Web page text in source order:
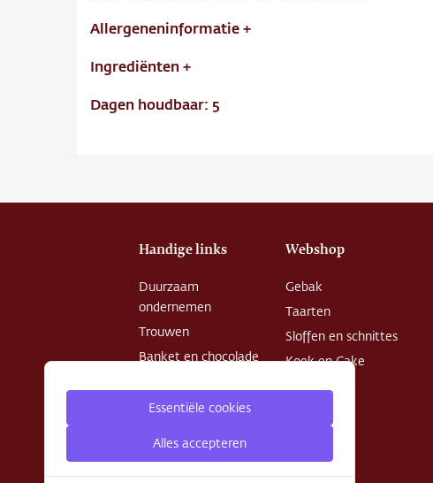
Allergeneninformatie+
Ingrediënten +
Dagen houdbaar: 5
Handige links
Duurzaam
ondernemen
Trouwen
Banket en chocolade
Patisserie College
voorwaarden
Webshop
Gebak
Taarten
Sloffen en schnittes
Koek en Cake
Essentiële cookies
Alles accepteren